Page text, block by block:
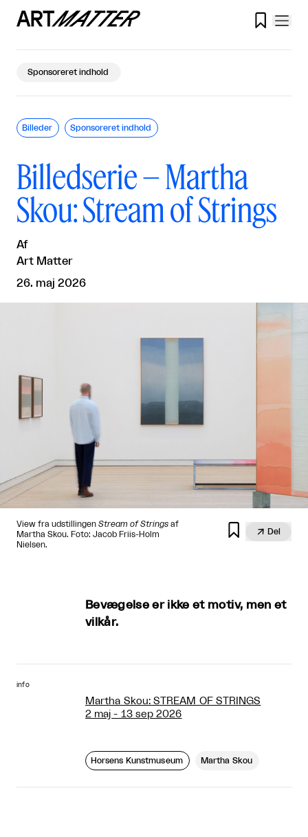

Sponsoreret indhold
Billedserie – Martha
Skou: Stream of Strings
Af
Art Matter
26. maj 2026
Billeder Sponsoreret indhold
View fra udstillingen Stream of Strings af
Martha Skou. Foto: Jacob Friis-Holm
Nielsen.
  Del
Bevægelse er ikke et motiv, men et
vilkår.
info
Martha Skou: STREAM OF STRINGS
2 maj - 13 sep 2026
Horsens Kunstmuseum Martha Skou